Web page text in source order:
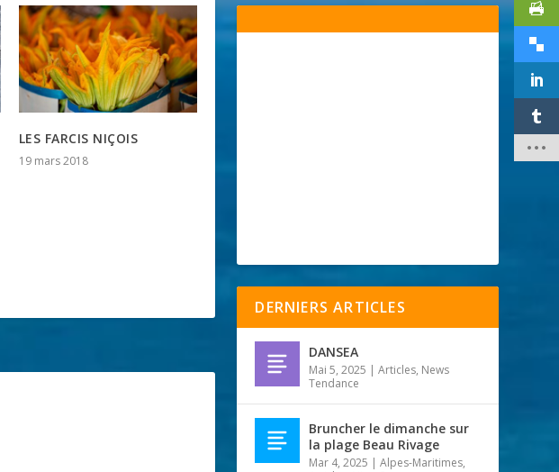
LES FARCIS NIÇOIS
19 mars 2018
DERNIERS ARTICLES
DANSEA
Mai 5, 2025 |Articles, News
Tendance
Bruncher le dimanche sur
la plage Beau Rivage
Mar 4, 2025 |Alpes-Maritimes,